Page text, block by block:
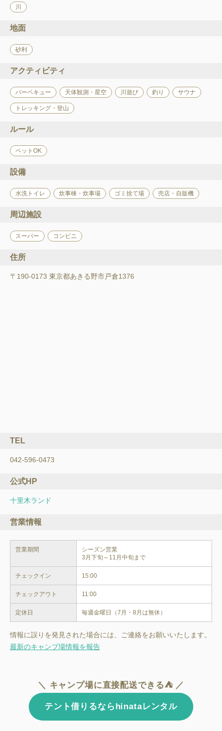
川
地面
砂利
アクティビティ
バーベキュー 天体観測・星空 川遊び 釣り サウナ
トレッキング・登山
ルール
ペットOK
設備
水洗トイレ 炊事棟・炊事場 ゴミ捨て場 売店・自販機
周辺施設
スーパー コンビニ
住所
〒190-0173 東京都あきる野市戸倉1376
TEL
042-596-0473
公式HP
十里木ランド
営業情報
営業期間
シーズン営業
チェックイン 15:00
チェックアウト 11:00
定休日 毎週金曜日（7月・8月は無休）
情報に誤りを発見された場合には、ご連絡をお願いいたします。
最新のキャンプ場情報を報告
＼ キャンプ場に直接配送できる⛺ ／
テント借りるならhinataレンタル